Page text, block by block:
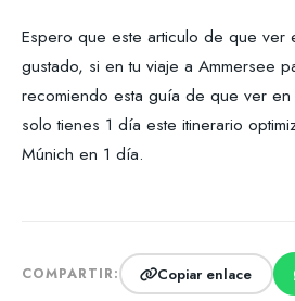
Espero que este articulo de que ver
gustado, si en tu viaje a Ammersee
recomiendo esta guía de que ver
solo tienes 1 día este itinerario
Múnich en 1 día.
COMPARTIR: Copiar enlace